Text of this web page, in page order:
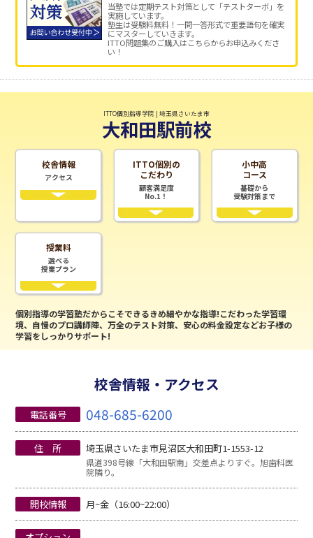
当塾では定期テスト対策として「テストターボ」を
実施しています。
塾生は受験料無料！一問一答形式で重要語句を確実
にマスターしていきます。
ITTO問題集のご購入はこちらからお申込みくださ
い！
ITTO個別指導学院 | 埼玉県さいたま市
大和田駅前校
校舎情報
アクセス
ITTO個別の
こだわり
顧客満足度
No.1！
小中高
コース
基礎から
受験対策まで
授業料
選べる
授業プラン
個別指導の学習塾だからこそできるきめ細やかな指導!こだわった学習環
境、自慢のプロ講師陣、万全のテスト対策、安心の料金設定などお子様の
学習をしっかりサポート!
校舎情報・アクセス
電話番号 048-685-6200
住 所 埼玉県さいたま市見沼区大和田町1-1553-12
県道398号線「大和田駅南」交差点よりすぐ。旭歯科医
院隣り。
開校情報 月~金（16:00~22:00）